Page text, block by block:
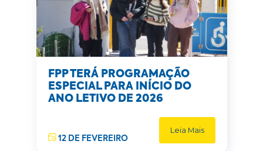
FPP TERÁ PROGRAMAÇÃO
ESPECIAL PARA INÍCIO DO
ANO LETIVO DE 2026
12 DE FEVEREIRO
Leia Mais